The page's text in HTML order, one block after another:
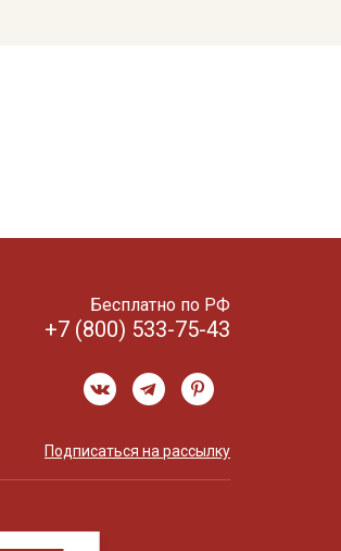
Бесплатно по РФ
+7 (800) 533-75-43
Подписаться на рассылку